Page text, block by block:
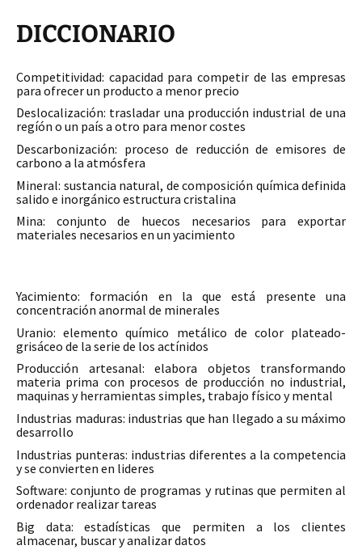
DICCIONARIO
Competitividad: capacidad para competir de las empresas
para ofrecer un producto a menor precio
Deslocalización: trasladar una producción industrial de una
regíón o un país a otro para menor costes
Descarbonización: proceso de reducción de emisores de
carbono a la atmósfera
Mineral: sustancia natural, de composición química definida
salido e inorgánico estructura cristalina
Mina: conjunto de huecos necesarios para exportar
materiales necesarios en un yacimiento
Yacimiento: formación en la que está presente una
concentración anormal de minerales
Uranio: elemento químico metálico de color plateado-
grisáceo de la serie de los actínidos
Producción artesanal: elabora objetos transformando
materia prima con procesos de producción no industrial,
maquinas y herramientas simples, trabajo físico y mental
Industrias maduras: industrias que han llegado a su máximo
desarrollo
Industrias punteras: industrias diferentes a la competencia
y se convierten en lideres
Software: conjunto de programas y rutinas que permiten al
ordenador realizar tareas
Big data: estadísticas que permiten a los clientes
almacenar, buscar y analizar datos